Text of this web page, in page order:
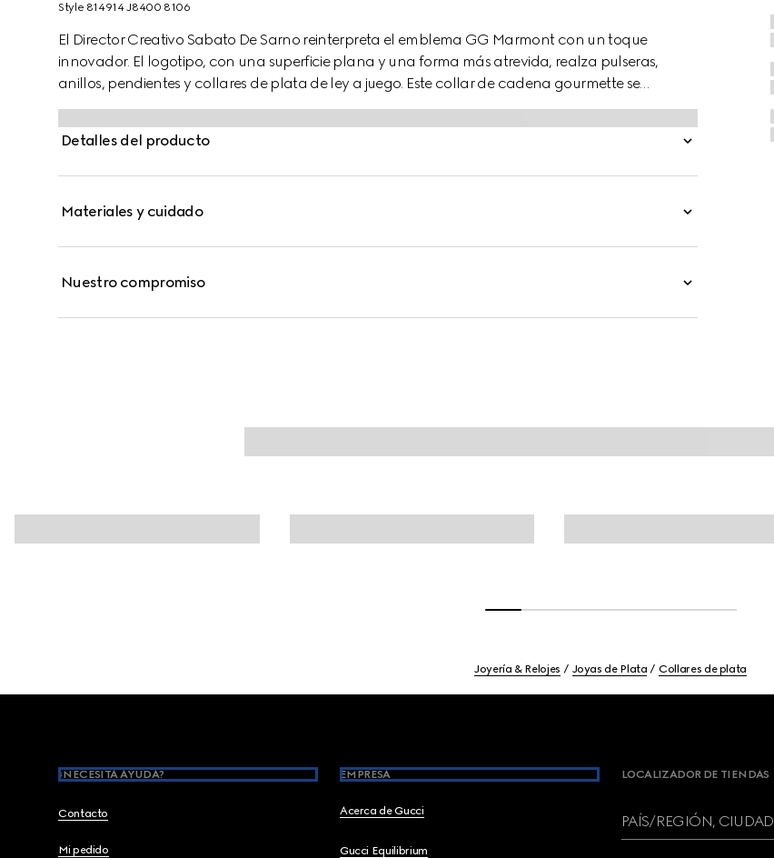
Style ‎814914 J8400 8106
El Director Creativo Sabato De Sarno reinterpreta el emblema GG Marmont con un toque
innovador. El logotipo, con una superficie plana y una forma más atrevida, realza pulseras,
anillos, pendientes y collares de plata de ley a juego. Este collar de cadena gourmette se
completa con un colgante de Doble G.
Detalles del producto
Materiales y cuidado
Nuestro compromiso
Joyería & Relojes Joyas de Plata Collares de plata
¿NECESITA AYUDA?
Contacto
Mi pedido
EMPRESA
Acerca de Gucci
Gucci Equilibrium
LOCALIZADOR DE TIENDAS
PAÍS/REGIÓN, CIUDAD